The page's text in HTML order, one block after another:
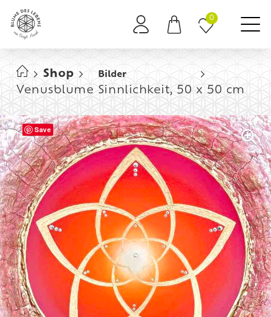
0
Shop Bilder
Venusblume Sinnlichkeit, 50 x 50 cm
Save